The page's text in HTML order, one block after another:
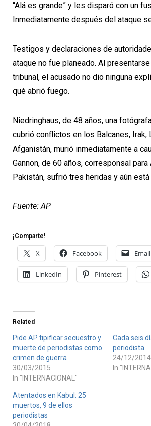
“Alá es grande” y les disparó con un
Inmediatamente después del ataque
Testigos y declaraciones de
ataque no fue planeado. Al
tribunal, el acusado no dio ninguna
qué abrió fuego.
Niedringhaus, de 48 años, una
cubrió conflictos en los Balcanes, Irak,
Afganistán, murió inmediatamente a
Gannon, de 60 años, corresponsal
Pakistán, sufrió tres heridas y aún está
Fuente: AP
¡Comparte!
X Facebook Email
LinkedIn Pinterest
Related
Pide AP tipificar secuestro y
muerte de periodistas como
crimen de guerra
30/03/2015
In "INTERNACIONAL"
Cada seis
periodista
24/12/2014
In
Atentados en Kabul: 25
muertos, 9 de ellos
periodistas